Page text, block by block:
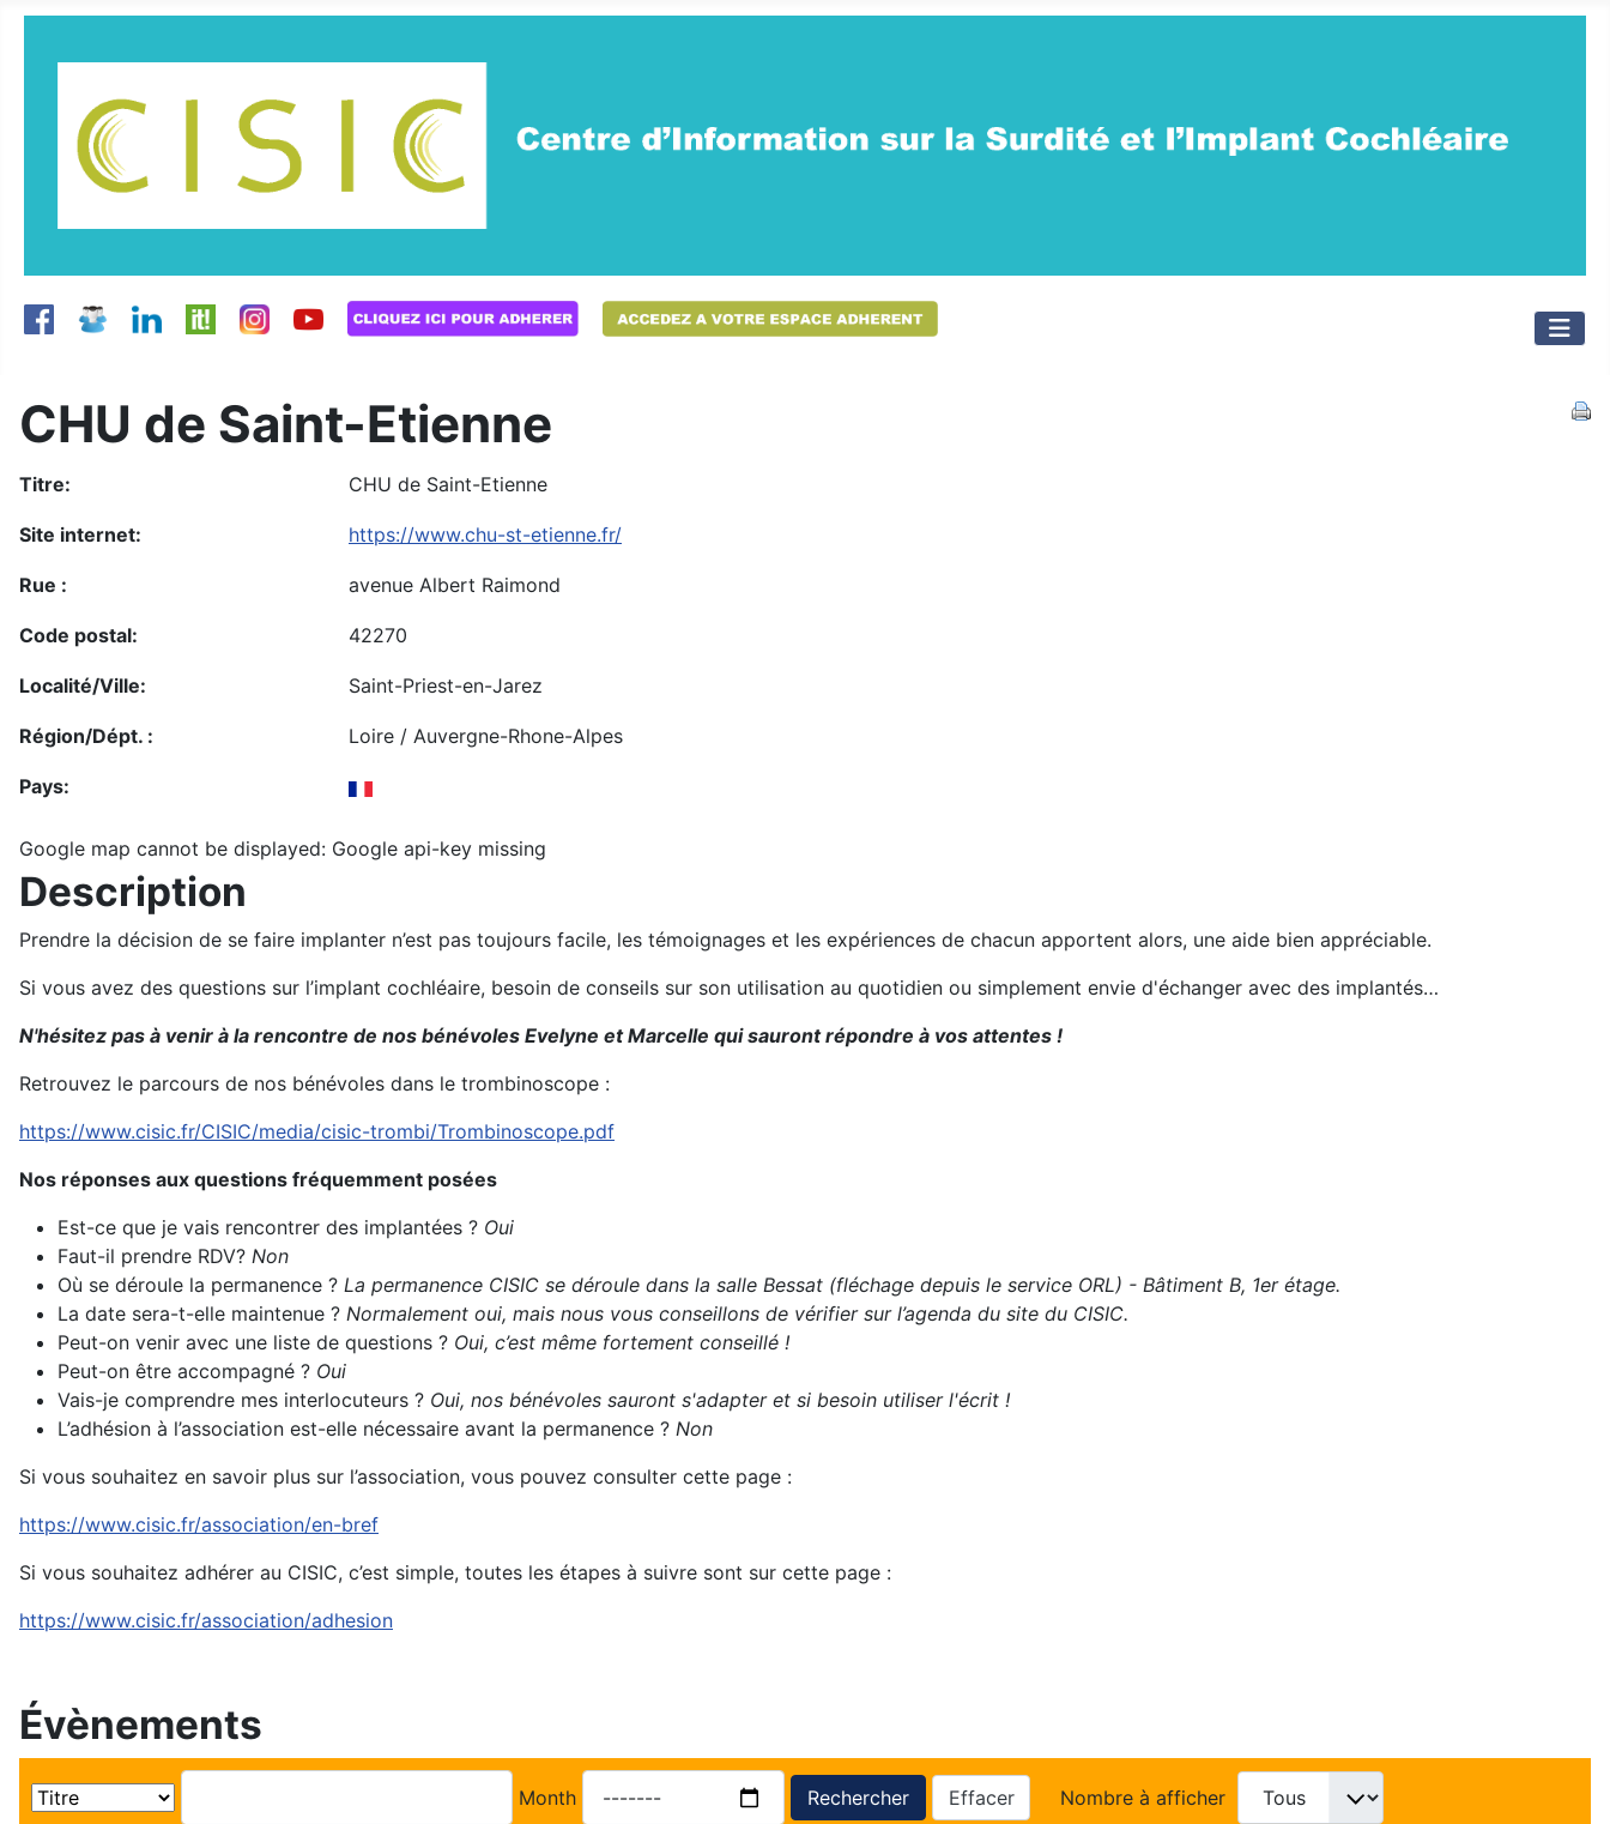
CHU de Saint-Etienne
Titre: CHU de Saint-Etienne
Site internet: https://www.chu-st-etienne.fr/
Rue : avenue Albert Raimond
Code postal: 42270
Localité/Ville: Saint-Priest-en-Jarez
Région/Dépt. : Loire / Auvergne-Rhone-Alpes
Pays:
Google map cannot be displayed: Google api-key missing
Description
Prendre la décision de se faire implanter n’est pas toujours facile, les témoignages et les expériences de chacun apportent alors, une aide bien appréciable.
Si vous avez des questions sur l’implant cochléaire, besoin de conseils sur son utilisation au quotidien ou simplement envie d'échanger avec des implantés…
N'hésitez pas à venir à la rencontre de nos bénévoles Evelyne et Marcelle qui sauront répondre à vos attentes !
Retrouvez le parcours de nos bénévoles dans le trombinoscope :
https://www.cisic.fr/CISIC/media/cisic-trombi/Trombinoscope.pdf
Nos réponses aux questions fréquemment posées
Est-ce que je vais rencontrer des implantées ? Oui
Faut-il prendre RDV? Non
Où se déroule la permanence ? La permanence CISIC se déroule dans la salle Bessat (fléchage depuis le service ORL) - Bâtiment B, 1er étage.
La date sera-t-elle maintenue ? Normalement oui, mais nous vous conseillons de vérifier sur l’agenda du site du CISIC.
Peut-on venir avec une liste de questions ? Oui, c’est même fortement conseillé !
Peut-on être accompagné ? Oui
Vais-je comprendre mes interlocuteurs ? Oui, nos bénévoles sauront s'adapter et si besoin utiliser l'écrit !
L’adhésion à l’association est-elle nécessaire avant la permanence ? Non
Si vous souhaitez en savoir plus sur l’association, vous pouvez consulter cette page :
https://www.cisic.fr/association/en-bref
Si vous souhaitez adhérer au CISIC, c’est simple, toutes les étapes à suivre sont sur cette page :
https://www.cisic.fr/association/adhesion
Évènements
Month Rechercher Effacer Nombre à afficher